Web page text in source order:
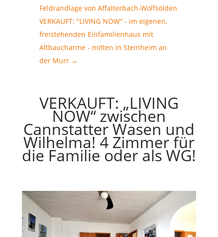
Feldrandlage von Affalterbach-Wolfsölden
VERKAUFT: "LIVING NOW" - im eigenen,
freistehenden Einfamilienhaus mit
Altbaucharme - mitten in Steinheim an
der Murr→
VERKAUFT: „LIVING
NOW“ zwischen
Cannstatter Wasen und
Wilhelma! 4 Zimmer für
die Familie oder als WG!